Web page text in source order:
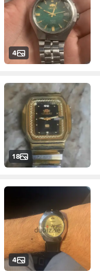
4
18
4